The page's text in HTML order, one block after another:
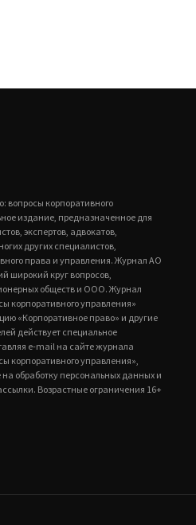
вопросы корпоративного
издание, предназначенное для
экспертов, адвокатов,
других специалистов,
права и управления. Журнал АО
широкий круг вопросов,
обществ и ООО. Журнал
корпоративного управления»
«Корпоративное право» и другие
действует специальное
e-mail на сайте журнала
корпоративного управления»,
обработку персональных данных и
Возрастные ограничения 16+